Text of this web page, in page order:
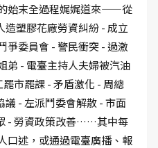
始末全過程娓娓道來——從
造塑膠花廠勞資糾紛 - 成立
爭委員會 - 警民衝突 - 過激
弟 - 電臺主持人夫婦被汽油
市罷課 - 矛盾激化 - 周總
議 - 左派鬥委會解散 - 市面
- 勞資政策改善……其中每
口述，或通過電臺廣播、報